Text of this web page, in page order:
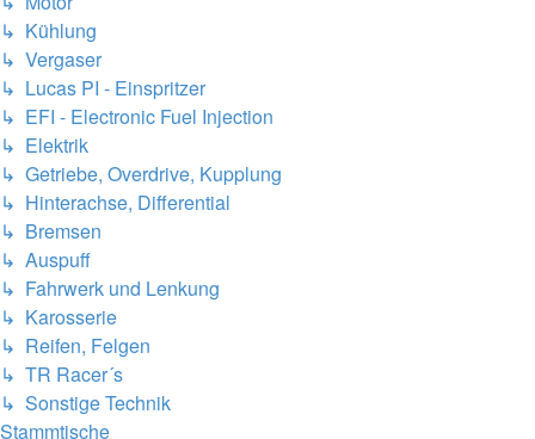
↳ Kühlung
↳ Vergaser
↳ Lucas PI - Einspritzer
↳ EFI - Electronic Fuel Injection
↳ Elektrik
↳ Getriebe, Overdrive, Kupplung
↳ Hinterachse, Differential
↳ Bremsen
↳ Auspuff
↳ Fahrwerk und Lenkung
↳ Karosserie
↳ Reifen, Felgen
↳ TR Racer´s
↳ Sonstige Technik
Stammtische